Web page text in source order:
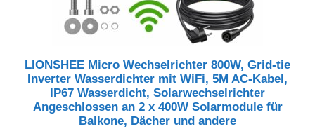
LIONSHEE Micro Wechselrichter 800W, Grid-tie
Inverter Wasserdichter mit WiFi, 5M AC-Kabel,
IP67 Wasserdicht, Solarwechselrichter
Angeschlossen an 2 x 400W Solarmodule für
Balkone, Dächer und andere